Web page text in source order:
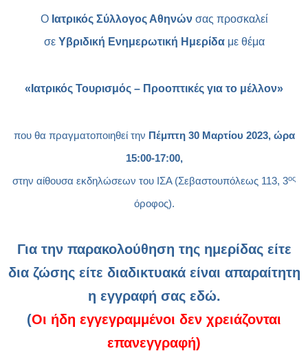
ΟΙατρικός Σύλλογος Αθηνών σας προσκαλεί
σε Υβριδική Ενημερωτική Ημερίδα με θέμα
«Ιατρικός Τουρισμός – Προοπτικές για το μέλλον»
που θα πραγματοποιηθεί την Πέμπτη 30 Μαρτίου 2023, ώρα
15:00-17:00,
στην αίθουσα εκδηλώσεων του ΙΣΑ (Σεβαστουπόλεως 113, 3ος
όροφος).
Για την παρακολούθηση της ημερίδας είτε
δια ζώσης είτε διαδικτυακά είναι απαραίτητη
η εγγραφή σας εδώ.
(Οι ήδη εγγεγραμμένοι δεν χρειάζονται
επανεγγραφή)